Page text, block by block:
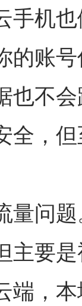
手机
的账
也不
全，
量问
主要
端，